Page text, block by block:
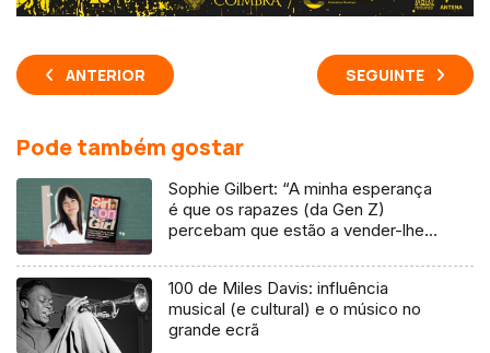
ANTERIOR SEGUINTE
Pode também gostar
Sophie Gilbert: “A minha esperança
é que os rapazes (da Gen Z)
percebam que estão a vender-lhes
100 de Miles Davis: influência
musical (e cultural) e o músico no
grande ecrã